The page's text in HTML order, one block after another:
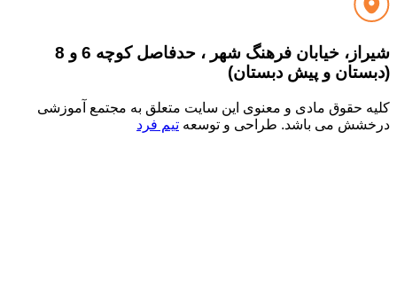
شیراز، خیابان فرهنگ شهر ، حدفاصل کوچه 6 و 8
و پیش دبستان)
حقوق مادی و معنوی این سایت متعلق به مجتمع آموزشی
می باشد. طراحی و توسعهتیم فرد
قدرت گرفته از